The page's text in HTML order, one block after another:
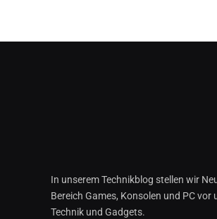
In unserem Technikblog stellen wir
Bereich Games, Konsolen und PC vor
Technik und Gadgets.